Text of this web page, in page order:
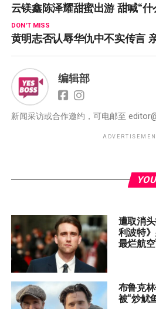
云镁鑫陈泽耀甜蜜出游 甜喊“
DON'T MISS
黄明志否认辱华仇中不实传言
编辑部
新闻采访或合作邀约，可电邮至
遭取消
利波特
最烂航空
布鲁克
被“炒鱿